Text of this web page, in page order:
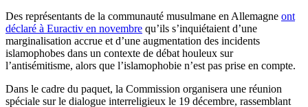
Des représentants de la communauté musulmane en Allemagne ont
déclaré à Euractiv en novembre qu’ils s’inquiétaient d’une
marginalisation accrue et d’une augmentation des incidents
islamophobes dans un contexte de débat houleux sur
l’antisémitisme, alors que l’islamophobie n’est pas prise en compte.
Dans le cadre du paquet, la Commission organisera une réunion
spéciale sur le dialogue interreligieux le 19 décembre, rassemblant